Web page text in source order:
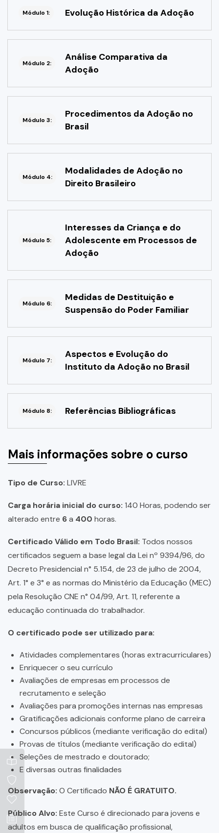
Módulo 1: Evolução Histórica da Adoção
Módulo 2:
Análise Comparativa da
Adoção
Módulo 3:
Procedimentos da Adoção no
Brasil
Módulo 4:
Modalidades de Adoção no
Direito Brasileiro
Módulo 5:
Interesses da Criança e do
Adolescente em Processos de
Adoção
Módulo 6:
Medidas de Destituição e
Suspensão do Poder Familiar
Módulo 7:
Aspectos e Evolução do
Instituto da Adoção no Brasil
Módulo 8: Referências Bibliográficas
Mais informações sobre o curso
Tipo de Curso: LIVRE
Carga horária inicial do curso: 140 Horas, podendo ser
alterado entre 6a 400 horas.
Certificado Válido em Todo Brasil: Todos nossos
certificados seguem a base legal da Lei nº 9394/96, do
Decreto Presidencial n° 5.154, de 23 de julho de 2004,
Art. 1° e 3° e as normas do Ministério da Educação (MEC)
pela Resolução CNE n° 04/99, Art. 11, referente a
educação continuada do trabalhador.
O certificado pode ser utilizado para:
Atividades complementares (horas extracurriculares)
Enriquecer o seu currículo
Avaliações de empresas em processos de
recrutamento e seleção
Avaliações para promoções internas nas empresas
Gratificações adicionais conforme plano de carreira
Concursos públicos (mediante verificação do edital)
Provas de títulos (mediante verificação do edital)
Seleções de mestrado e doutorado;
E diversas outras finalidades
Observação: O Certificado NÃO É GRATUITO.
Público Alvo: Este Curso é direcionado para jovens e
adultos em busca de qualificação profissional,